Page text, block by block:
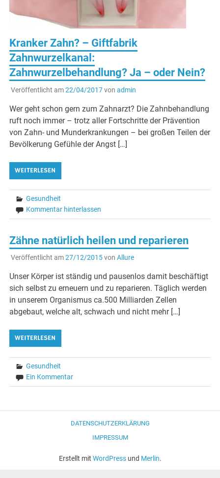
Kranker Zahn? – Giftfabrik
Zahnwurzelkanal:
Zahnwurzelbehandlung? Ja – oder Nein?
Veröffentlicht am22/04/2017von admin
Wer geht schon gern zum Zahnarzt? Die Zahnbehandlung
ruft noch immer – trotz aller Fortschritte der Prävention
von Zahn- und Munderkrankungen – bei großen Teilen der
Bevölkerung Gefühle der Angst […]
WEITERLESEN
Gesundheit
Kommentar hinterlassen
Zähne natürlich heilen und reparieren
Veröffentlicht am27/12/2015von Allure
Unser Körper ist ständig und pausenlos damit beschäftigt
sich selbst zu erneuern und zu reparieren. Täglich werden
in unserem Organismus ca.500 Milliarden Zellen
abgebaut, welche alt, schwach und nicht mehr […]
WEITERLESEN
Gesundheit
Ein Kommentar
DATENSCHUTZERKLÄRUNG
IMPRESSUM
Erstellt mit WordPressund Merlin.